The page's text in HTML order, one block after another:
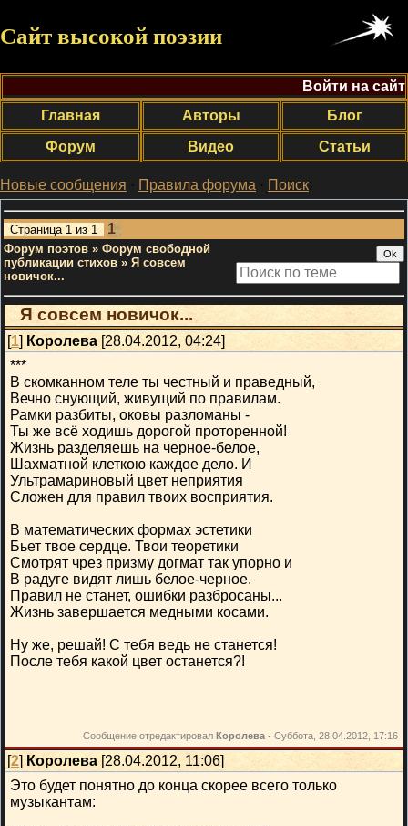
Сайт высокой поэзии
Войти на сайт
Главная
Авторы
Блог
Форум
Видео Статьи
Новые сообщения · Правила форума · Поиск;
Страница 1 из 1 1
Форум поэтов » Форум свободной
публикации стихов » Я совсем
новичок...
Я совсем новичок...
[1] Королева [28.04.2012, 04:24]
***
В скомканном теле ты честный и праведный,
Вечно снующий, живущий по правилам.
Рамки разбиты, оковы разломаны -
Ты же всё ходишь дорогой проторенной!
Жизнь разделяешь на черное-белое,
Шахматной клеткою каждое дело. И
Ультрамариновый цвет неприятия
Сложен для правил твоих восприятия.
В математических формах эстетики
Бьет твое сердце. Твои теоретики
Смотрят чрез призму догмат так упорно и
В радуге видят лишь белое-черное.
Правил не станет, ошибки разбросаны...
Жизнь завершается медными косами.
Ну же, решай! С тебя ведь не станется!
После тебя какой цвет останется?!
Сообщение отредактировал Королева - Суббота, 28.04.2012, 17:16
[2] Королева [28.04.2012, 11:06]
Это будет понятно до конца скорее всего только
музыкантам: